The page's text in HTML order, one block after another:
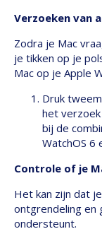
Verzoeken van
Zodra je Mac
je tikken op je
Mac op je Apple
Druk
het
bij de
WatchOS 6
Controle of je
Het kan zijn dat
ontgrendeling en
ondersteunt.